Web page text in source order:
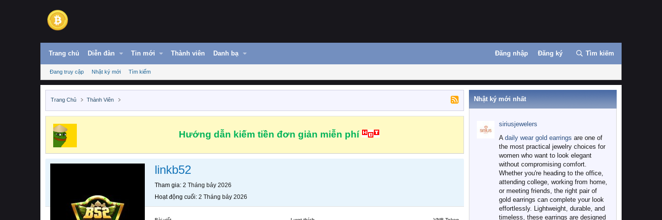
Trang chủ Diễn đàn Tin mới Thành viên Danh bạ Đăng nhập Đăng ký Tìm kiếm
Đang truy cập Nhật ký mới Tìm kiếm
Trang Chủ Thành Viên
Hướng dẫn kiếm tiền đơn giản miễn phí
linkb52
Tham gia 2 Tháng bảy 2026
Hoạt động cuối 2 Tháng bảy 2026
Nhật ký mới nhất
siriusjewelers
A daily wear gold earrings are one of
the most practical jewelry choices for
women who want to look elegant
without compromising comfort.
Whether you're heading to the office,
attending college, working from home,
or meeting friends, the right pair of
gold earrings can complete your look
effortlessly. Lightweight, durable, and
timeless, these earrings are designed